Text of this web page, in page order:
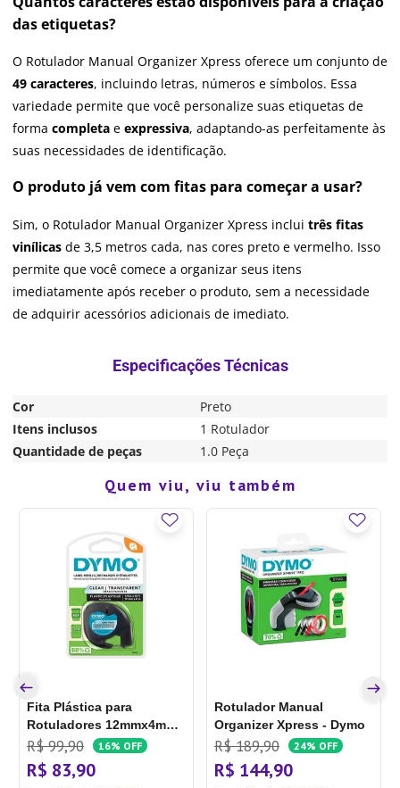
das etiquetas?
O Rotulador Manual Organizer Xpress oferece um conjunto de
49 caracteres, incluindo letras, números e símbolos. Essa
variedade permite que você personalize suas etiquetas de
forma completa e expressiva, adaptando-as perfeitamente às
suas necessidades de identificação.
O produto já vem com fitas para começar a usar?
Sim, o Rotulador Manual Organizer Xpress inclui três fitas
vinílicas de 3,5 metros cada, nas cores preto e vermelho. Isso
permite que você comece a organizar seus itens
imediatamente após receber o produto, sem a necessidade
de adquirir acessórios adicionais de imediato.
Cor
Preto
Itens inclusos
1 Rotulador
Quantidade de peças
1.0 Peça
Quem viu, viu também
Fita Plástica para
Rotuladores 12mmx4m
Transparente - Dymo
R$ 99,90 16% OFF
R$ 83,90
Rotulador Manual
Organizer Xpress - Dymo
R$ 189,90 24% OFF
R$ 144,90